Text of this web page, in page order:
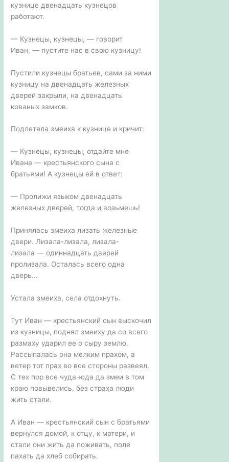
кузнице двенадцать кузнецов
работают.
— Кузнецы, кузнецы, — говорит
Иван, — пустите нас в свою кузницу!
Пустили кузнецы братьев, сами за ними
кузницу на двенадцать железных
дверей закрыли, на двенадцать
кованых замков.
Подлетела змеиха к кузнице и кричит:
— Кузнецы, кузнецы, отдайте мне
Ивана — крестьянского сына с
братьями! А кузнецы ей в ответ:
— Пролижи языком двенадцать
железных дверей, тогда и возьмешь!
Принялась змеиха лизать железные
двери. Лизала-лизала, лизала-
лизала — одиннадцать дверей
пролизала. Осталась всего одна
дверь...
Устала змеиха, села отдохнуть.
Тут Иван — крестьянский сын выскочил
из кузницы, поднял змеиху да со всего
размаху ударил ее о сыру землю.
Рассыпалась она мелким прахом, а
ветер тот прах во все стороны развеял.
С тех пор все чуда-юда да змеи в том
краю повывелись, без страха люди
жить стали.
А Иван — крестьянский сын с братьями
вернулся домой, к отцу, к матери, и
стали они жить да поживать, поле
пахать да хлеб собирать.